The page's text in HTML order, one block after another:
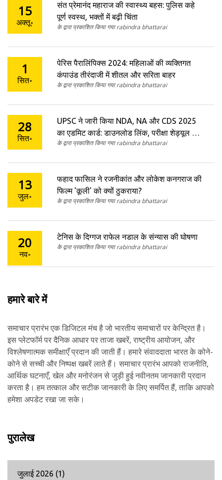
15
अक्तू॰
संत प्रेमानंद महाराज की स्वास्थ्य बहस: पुलिस कहे
पूर्ण स्वस्थ, भक्तों में बढ़ी चिंता
के द्वारा प्रकाशित किया गया rabindra bhattarai
1
सित॰
पेरिस पैरालिंपिक्स 2024: महिलाओं की व्यक्तिगत
कंपाउंड तीरंदाजी में शीतल और सरिता बाहर
के द्वारा प्रकाशित किया गया rabindra bhattarai
28
सित॰
UPSC ने जारी किया NDA, NA और CDS 2025
का एडमिट कार्ड: डाउनलोड लिंक, परीक्षा शेड्यूल और
जरूरी टिप्स
के द्वारा प्रकाशित किया गया rabindra bhattarai
13
जुल॰
फहाद फासिल ने रजनीकांत और लोकेश कनगराज की
फिल्म 'कूली' को क्यों ठुकराया?
के द्वारा प्रकाशित किया गया rabindra bhattarai
20
नव॰
टेनिस के दिग्गज राफेल नडाल के संन्यास की घोषणा
के द्वारा प्रकाशित किया गया rabindra bhattarai
हमारे बारे में
समाचार प्रारंभ एक डिजिटल मंच है जो भारतीय समाचारों पर केन्द्रित है।
इस प्लेटफॉर्म पर दैनिक आधार पर ताजा खबरें, राष्ट्रीय आयोजन, और
विश्लेषणात्मक समीक्षाएँ प्रदान की जाती हैं। हमारे संवाददाता भारत के कोने-
कोने से सच्ची और निष्पक्ष खबरें लाते हैं। समाचार प्रारंभ आपको राजनीति,
आर्थिक घटनाएँ, खेल और मनोरंजन से जुड़ी हुई नवीनतम जानकारी प्रदान
करता है। हम तत्काल और सटीक जानकारी के लिए समर्पित हैं, ताकि आपको
हमेशा अपडेट रखा जा सके।
पुरालेख
जुलाई 2026 (1)